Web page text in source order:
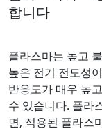
합니다
플라스마는 높고
높은 전기 전도성
반응도가 매우 높
수 있습니다. 플라
면, 적용된 플라스